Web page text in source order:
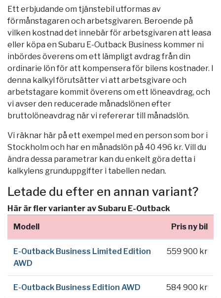
Ett erbjudande om tjänstebil utformas av
förmånstagaren och arbetsgivaren. Beroende på
vilken kostnad det innebär för arbetsgivaren att leasa
eller köpa en Subaru E-Outback Business kommer ni
inbördes överens om ett lämpligt avdrag från din
ordinarie lön för att kompensera för bilens kostnader. I
denna kalkyl förutsätter vi att arbetsgivare och
arbetstagare kommit överens om ett löneavdrag, och
vi avser den reducerade månadslönen efter
bruttolöneavdrag när vi refererar till månadslön.
Vi räknar här på ett exempel med en person som bor i
Stockholm och har en månadslön på 40 496 kr. Vill du
ändra dessa parametrar kan du enkelt göra detta i
kalkylens grunduppgifter i tabellen nedan.
Letade du efter en annan variant?
Här är fler varianter av Subaru E-Outback
Modell
Pris ny bil
E-Outback Business Limited Edition
AWD
559 900 kr
E-Outback Business Edition AWD 584 900 kr